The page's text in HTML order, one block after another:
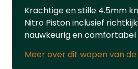
Krachtige en stille 4.5mm
Nitro Piston inclusief
nauwkeurig en comfortabel
Meer over dit wapen van